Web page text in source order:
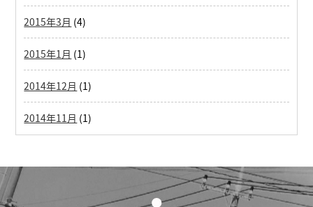
2015年3月 (4)
2015年1月 (1)
2014年12月 (1)
2014年11月 (1)